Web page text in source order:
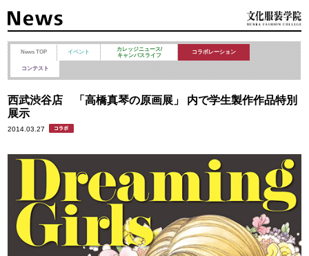
News TOP イベント
カレッジニュース/
キャンパスライフ
コラボレーション
コンテスト
西武渋谷店 「高橋真琴の原画展」 内で学生製作作品特別
展示
2014.03.27